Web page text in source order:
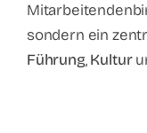
sondern ein
Führung,Kultur